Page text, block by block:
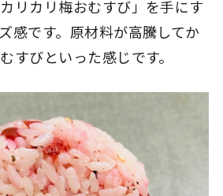
リカリ梅おむすび」を手にす
感です。原材料が高騰してか
すびといった感じです。